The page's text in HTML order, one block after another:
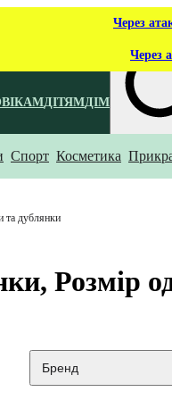
Через
Через
ДІТЯМДІМ
Що ти
Спорт Косметика
та дублянки
Розмір
Бренд